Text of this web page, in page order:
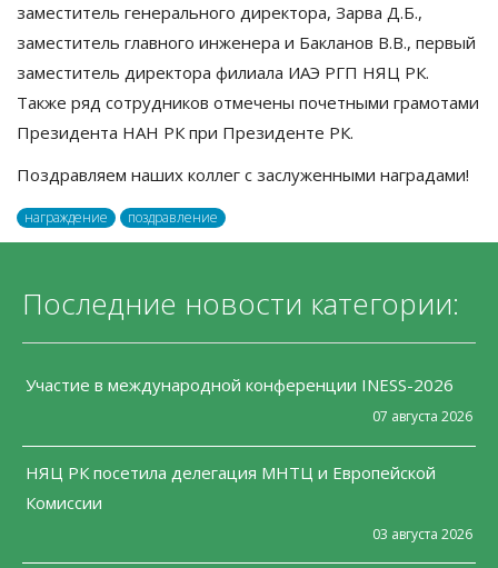
заместитель генерального директора, Зарва Д.Б.,
заместитель главного инженера и Бакланов В.В., первый
заместитель директора филиала ИАЭ РГП НЯЦ РК.
Также ряд сотрудников отмечены почетными грамотами
Президента НАН РК при Президенте РК.
Поздравляем наших коллег с заслуженными наградами!
награждение поздравление
Последние новости категории:
Участие в международной конференции INESS-2026
07 августа 2026
НЯЦ РК посетила делегация МНТЦ и Европейской
Комиссии
03 августа 2026